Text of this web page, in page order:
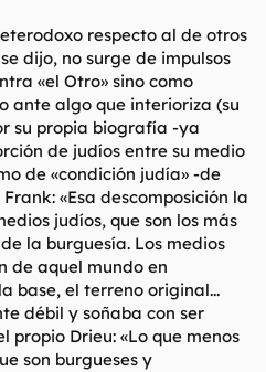
respecto al de otros
dijo, no surge de impulsos
«el Otro» sino como
ante algo que interioriza (su
su propia biografía -ya
de judíos entre su medio
de «condición judía» -de
«Esa descomposición la
judíos, que son los más
la burguesía. Los medios
de aquel mundo en
base, el terreno original...
débil y soñaba con ser
propio Drieu: «Lo que menos
son burgueses y